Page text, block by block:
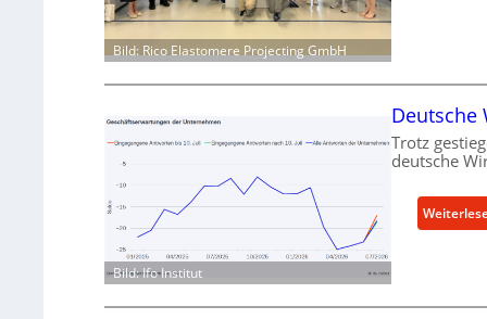
Bild: Rico Elastomere Projecting GmbH
Bild: Ifo Institut
Deutsche
Trotz
deutsche